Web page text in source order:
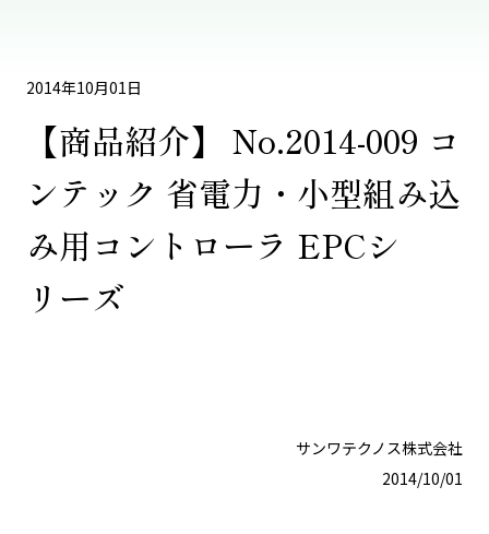
2014年10月01日
【商品紹介】 No.2014-009 コ
ンテック 省電力・小型組み込
み用コントローラ EPCシ
リーズ
サンワテクノス株式会社
2014/10/01